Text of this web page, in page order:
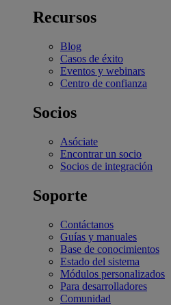
Recursos
Blog
Casos de éxito
Eventos y webinars
Centro de confianza
Socios
Asóciate
Encontrar un socio
Socios de integración
Soporte
Contáctanos
Guías y manuales
Base de conocimientos
Estado del sistema
Módulos personalizados
Para desarrolladores
Comunidad